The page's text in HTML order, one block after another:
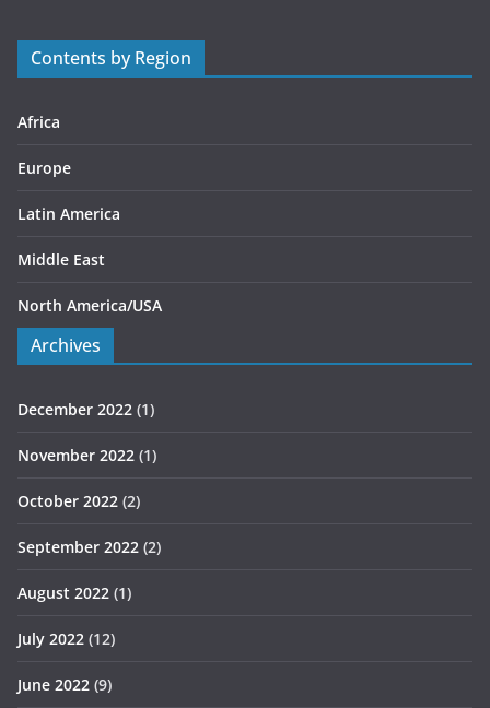
r
s
Contents by Region
Africa
Europe
Latin America
Middle East
North America/USA
Archives
December 2022 (1)
November 2022 (1)
October 2022 (2)
September 2022 (2)
August 2022 (1)
July 2022 (12)
June 2022 (9)